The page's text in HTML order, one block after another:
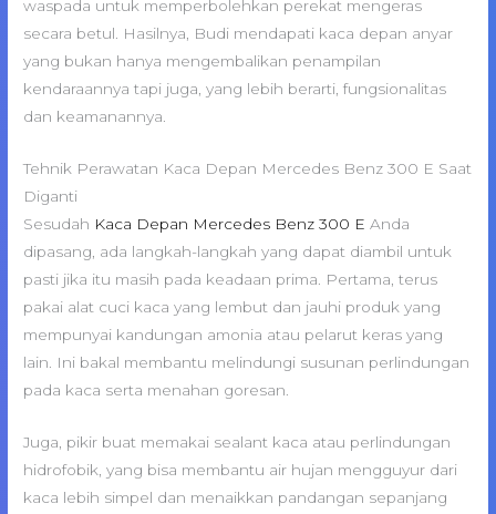
waspada untuk memperbolehkan perekat mengeras
secara betul. Hasilnya, Budi mendapati kaca depan anyar
yang bukan hanya mengembalikan penampilan
kendaraannya tapi juga, yang lebih berarti, fungsionalitas
dan keamanannya.
Tehnik Perawatan Kaca Depan Mercedes Benz 300 E Saat
Diganti
Sesudah Kaca Depan Mercedes Benz 300 E Anda
dipasang, ada langkah-langkah yang dapat diambil untuk
pasti jika itu masih pada keadaan prima. Pertama, terus
pakai alat cuci kaca yang lembut dan jauhi produk yang
mempunyai kandungan amonia atau pelarut keras yang
lain. Ini bakal membantu melindungi susunan perlindungan
pada kaca serta menahan goresan.
Juga, pikir buat memakai sealant kaca atau perlindungan
hidrofobik, yang bisa membantu air hujan mengguyur dari
kaca lebih simpel dan menaikkan pandangan sepanjang